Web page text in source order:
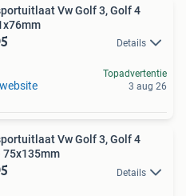
Vw Golf 3, Golf 4
Details
Topadvertentie
3 aug 26
Vw Golf 3, Golf 4
75x135mm
Details